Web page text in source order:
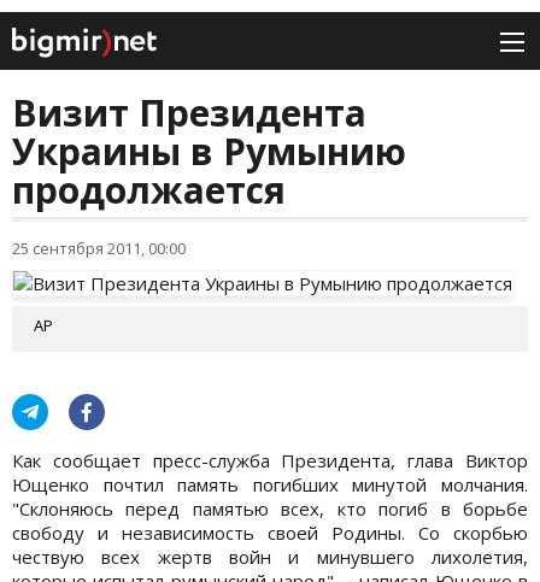
Визит Президента
Украины в Румынию
продолжается
25 сентября 2011, 00:00
АР
Как сообщает пресс-служба Президента, глава Виктор
Ющенко почтил память погибших минутой молчания.
"Склоняюсь перед памятью всех, кто погиб в борьбе
свободу и независимость своей Родины. Со скорбью
чествую всех жертв войн и минувшего лихолетия,